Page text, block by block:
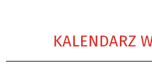
KALENDARZ